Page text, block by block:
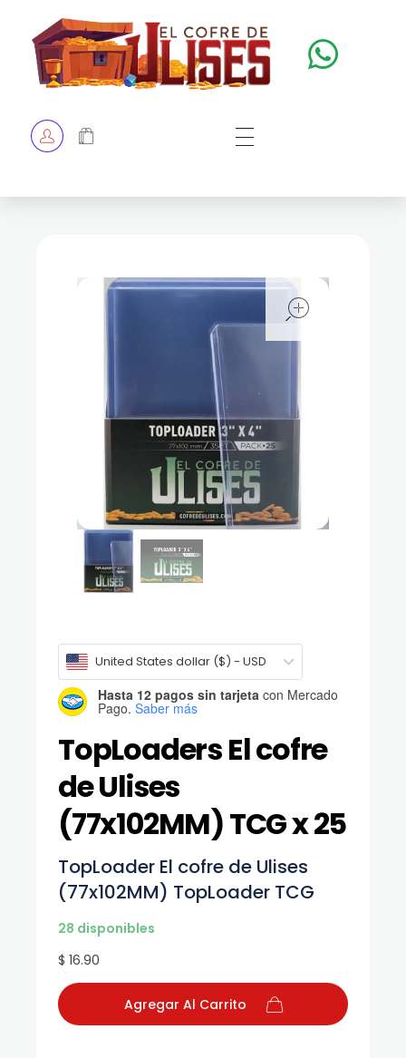
TIENDA
TopLoaders El cofre
de Ulises
(77x102MM) TCG x 25
$ 16.90
United States dollar ($) - USD
TopLoader El cofre de Ulises
(77x102MM) TopLoader TCG
28 disponibles
Hasta 12 pagos sin tarjeta con Mercado
Pago. Saber más
Agregar Al Carrito